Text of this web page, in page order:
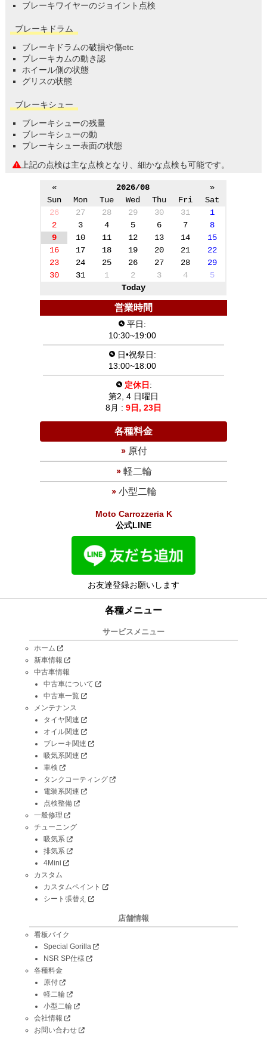
ブレーキワイヤーのジョイント点検
ブレーキドラム
ブレーキドラムの破損や傷etc
ブレーキカムの動き認
ホイール側の状態
グリスの状態
ブレーキシュー
ブレーキシューの残量
ブレーキシューの動
ブレーキシュー表面の状態
上記の点検は主な点検となり、細かな点検も可能です。
« 2026/08
»
Sun
Mon Tue Wed Thu Fri
Sat
26
27 28 29 30 31
1
2
3 4 5 6 7
8
9
10 11 12 13 14
15
16
17 18 19 20 21
22
23
24 25 26 27 28
29
30
31 1 2 3 4
5
Today
営業時間
平日:
10:30~19:00
日•祝祭日:
13:00~18:00
定休日 :
第2, 4 日曜日
8月 : 9日, 23日
各種料金
原付
軽二輪
小型二輪
Moto Carrozzeria K
公式LINE
お友達登録お願いします
各種メニュー
サービスメニュー
ホーム
新車情報
中古車情報
中古車について
中古車一覧
メンテナンス
タイヤ関連
オイル関連
ブレーキ関連
吸気系関連
車検
タンクコーティング
電装系関連
点検整備
一般修理
チューニング
吸気系
排気系
4Mini
カスタム
カスタムペイント
シート張替え
店舗情報
看板バイク
Special Gorilla
NSR SP仕様
各種料金
原付
軽二輪
小型二輪
会社情報
お問い合わせ